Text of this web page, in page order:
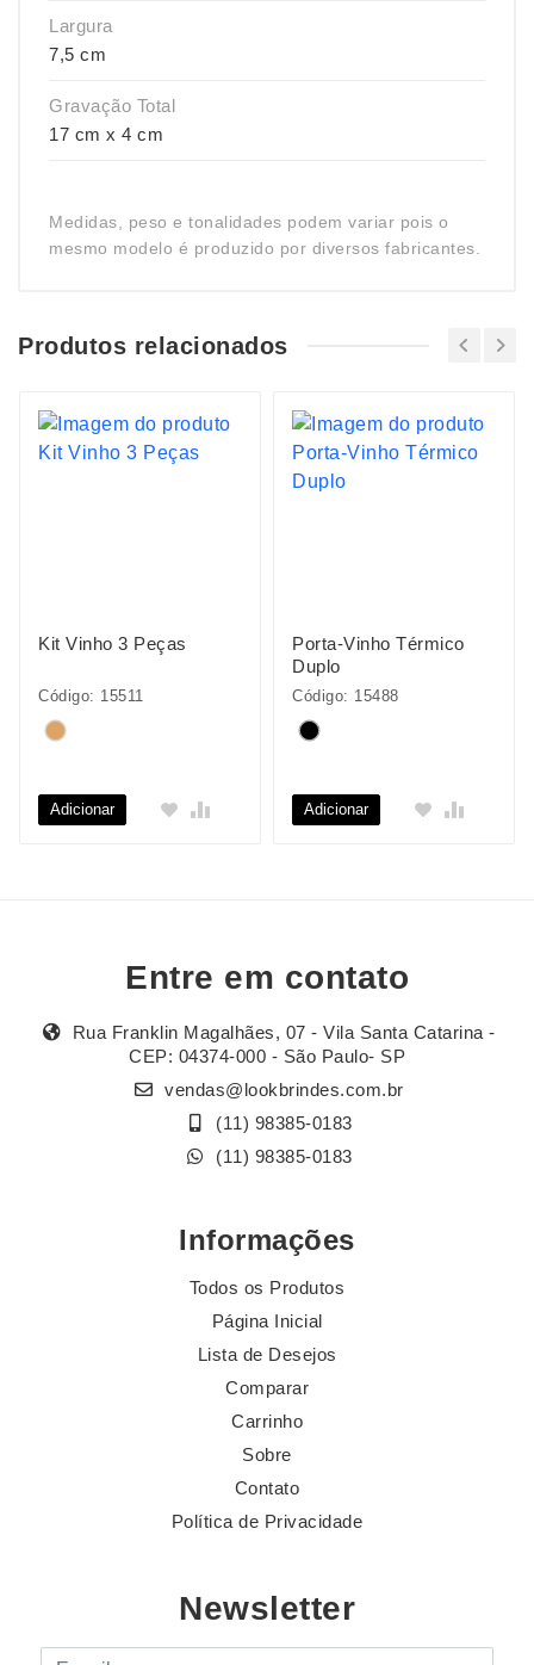
Largura
7,5 cm
Gravação Total
17 cm x 4 cm
Medidas, peso e tonalidades podem variar pois o
mesmo modelo é produzido por diversos fabricantes.
Produtos relacionados
Kit Vinho 3 Peças
Código: 15511
Adicionar
Porta-Vinho Térmico
Duplo
Código: 15488
Adicionar
Entre em contato
Rua Franklin Magalhães, 07 - Vila Santa Catarina -
CEP: 04374-000 - São Paulo- SP
vendas@lookbrindes.com.br
(11) 98385-0183
(11) 98385-0183
Informações
Todos os Produtos
Página Inicial
Lista de Desejos
Comparar
Carrinho
Sobre
Contato
Política de Privacidade
Newsletter
E-mail